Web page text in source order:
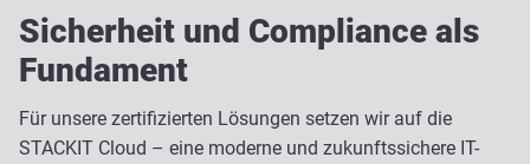
Sicherheit und Compliance als
Fundament
Für unsere zertifizierten Lösungen setzen wir auf die
STACKIT Cloud – eine moderne und zukunftssichere IT-